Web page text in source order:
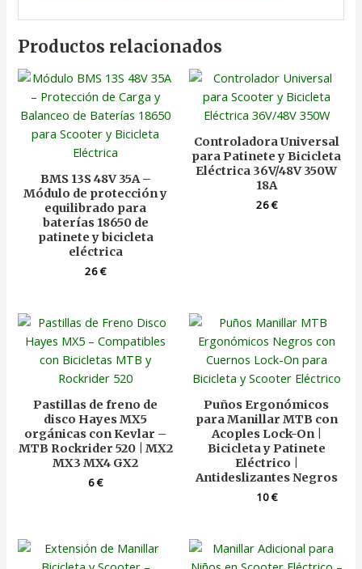
Productos relacionados
BMS 13S 48V 35A –
Módulo de protección y
equilibrado para
baterías 18650 de
patinete y bicicleta
eléctrica
26€
Controladora Universal
para Patinete y Bicicleta
Eléctrica 36V/48V 350W
18A
26€
Pastillas de freno de
disco Hayes MX5
orgánicas con Kevlar –
MTB Rockrider 520 | MX2
MX3 MX4 GX2
6€
Puños Ergonómicos
para Manillar MTB con
Acoples Lock-On |
Bicicleta y Patinete
Eléctrico |
Antideslizantes Negros
10€